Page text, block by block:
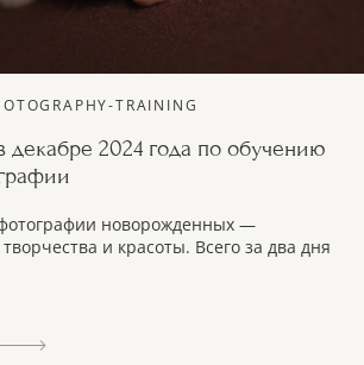
TRAINING
декабре 2024 года по обучению
новорожденных —
и красоты. Всего за два дня